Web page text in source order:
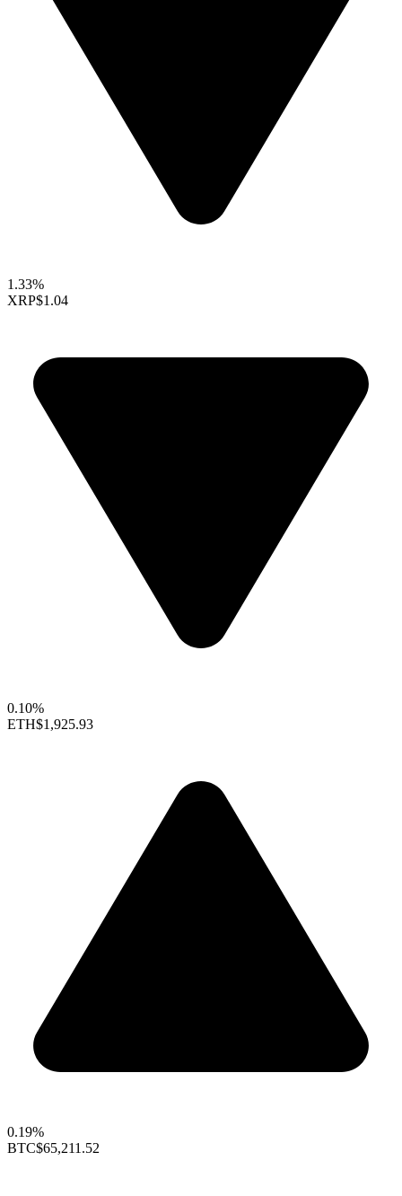
1.33%
XRP$1.04
0.10%
ETH$1,925.93
0.19%
BTC$65,211.52